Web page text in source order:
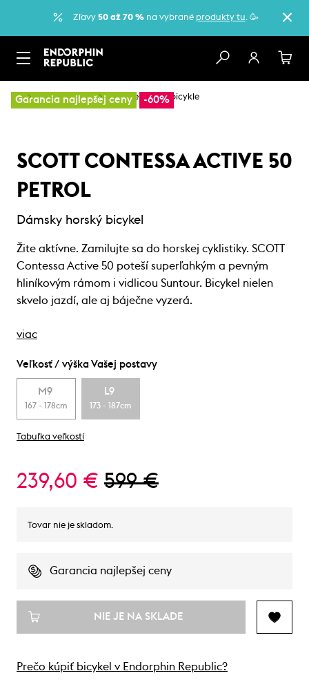
Zľavy 50 až 70 %na vybrané produkty tu. 🥳
Garancia najlepšej ceny -60%
… Horské bicykle Dámske horské bicykle
SCOTT CONTESSA ACTIVE 50
PETROL
Dámsky horský bicykel
Žite aktívne. Zamilujte sa do horskej cyklistiky. SCOTT
Contessa Active 50 poteší superľahkým a pevným
hliníkovým rámom i vidlicou Suntour. Bicykel nielen
skvelo jazdí, ale aj báječne vyzerá.
viac
Veľkosť / výška Vašej postavy
M9
167 - 178cm
L9
173 - 187cm
Tabuľka veľkostí
239,60 € 599 €
Tovar nie je skladom.
Garancia najlepšej ceny
NIE JE NA SKLADE
Prečo kúpiť bicykel v Endorphin Republic?